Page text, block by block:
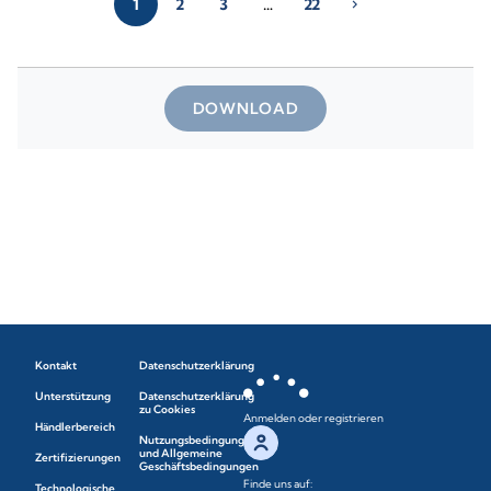
1 2 3 … 22 chevron_right
DOWNLOAD
Kontakt
Unterstützung
Händlerbereich
Zertifizierungen
Datenschutzerklärung
Datenschutzerklärung
zu Cookies
Nutzungsbedingungen
und Allgemeine
Geschäftsbedingungen
Anmelden oder registrieren
Finde uns auf: